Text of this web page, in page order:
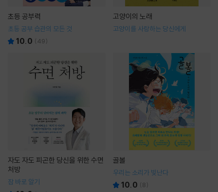
초등 공부력
초등 공부 습관의 모든 것
10.0 (49)
고양이의 노래
고양이를 사랑하는 당신에게
자도 자도 피곤한 당신을 위한 수면
처방
잠 바로 알기
골볼
우리는 소리가 빛난다
10.0 (8)